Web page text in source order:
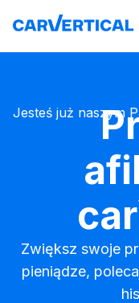
Jesteś już naszym
Zwiększ swoje
pieniądze,